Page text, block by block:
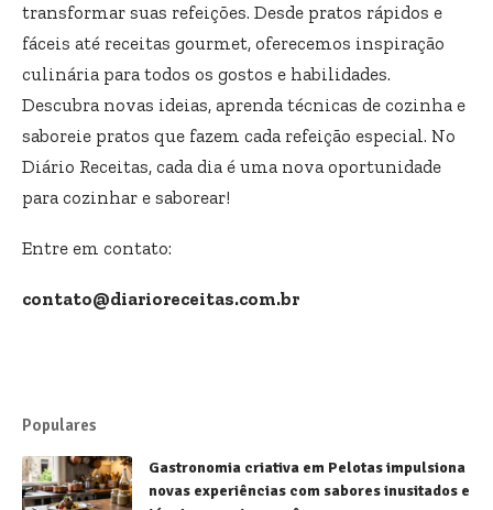
transformar suas refeições. Desde pratos rápidos e
fáceis até receitas gourmet, oferecemos inspiração
culinária para todos os gostos e habilidades.
Descubra novas ideias, aprenda técnicas de cozinha e
saboreie pratos que fazem cada refeição especial. No
Diário Receitas, cada dia é uma nova oportunidade
para cozinhar e saborear!
Entre em contato:
contato@diarioreceitas.com.br
Populares
Gastronomia criativa em Pelotas impulsiona
novas experiências com sabores inusitados e